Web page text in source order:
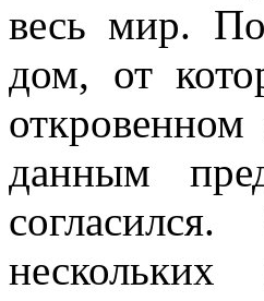
весь мир.
дом, от
откровенном
данным